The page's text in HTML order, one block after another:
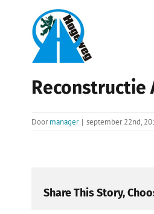
Reconstructie
Doormanager | september 22nd,
Share This Story,